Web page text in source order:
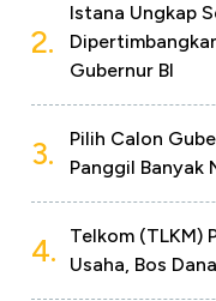
2.
Istana Ungkap
Gubernur BI
3.
Pilih Calon
Panggil Banyak
4.
Telkom (TLKM)
Usaha, Bos